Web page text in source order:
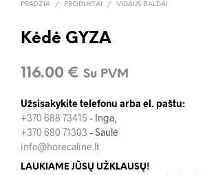
PRADŽIA / PRODUKTAI / VIDAUS BALDAI
Kėdė GYZA
116.00 € Su PVM
Užsisakykite telefonu arba el. paštu:
+370 688 73415 – Inga,
+370 680 71303 – Saulė
info@horecaline.lt
LAUKIAME JŪSŲ UŽKLAUSŲ!